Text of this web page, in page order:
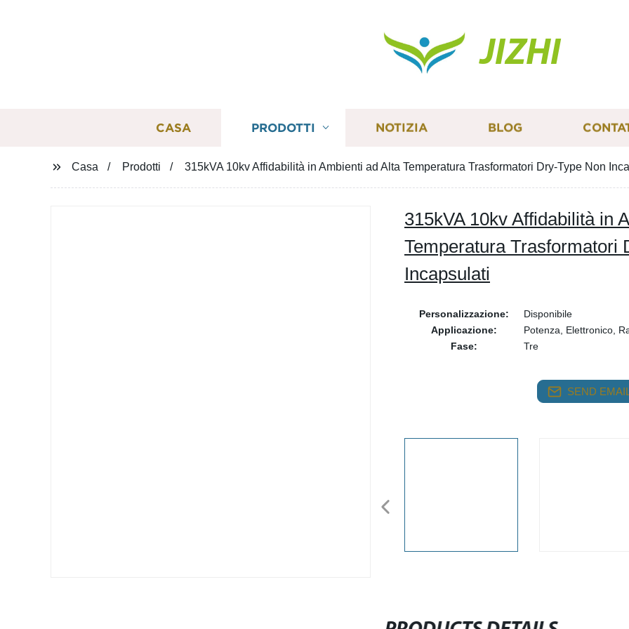
JIZHI
CASA PRODOTTI NOTIZIA BLOG
Casa Prodotti 315kVA 10kv Affidabilità in Ambienti ad Alta Temperatura Trasformatori Dry-Type Non
315kVA 10kv Affidabilità in
Temperatura Trasformatori
Incapsulati
Personalizzazione:
Disponibile
Applicazione:
Potenza, Elettronico,
Fase:
Tre
SEND